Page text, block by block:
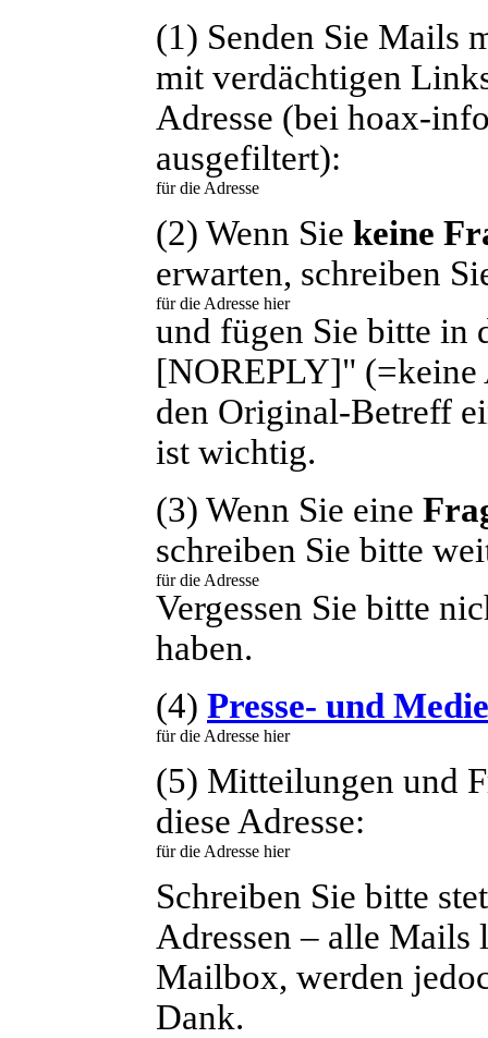
(1) Senden Sie Mails
mit verdächtigen
Adresse (bei hoax-
ausgefiltert):
(2) Wenn Sie keine
erwarten, schreiben
und fügen Sie bitte in
[NOREPLY]" (=keine
den Original-Betreff
ist wichtig.
(3) Wenn Sie eine
schreiben Sie bitte
Vergessen Sie bitte
haben.
(4) Presse- und
(5) Mitteilungen und
diese Adresse:
Schreiben Sie bitte
Adressen – alle Mails
Mailbox, werden
Dank.